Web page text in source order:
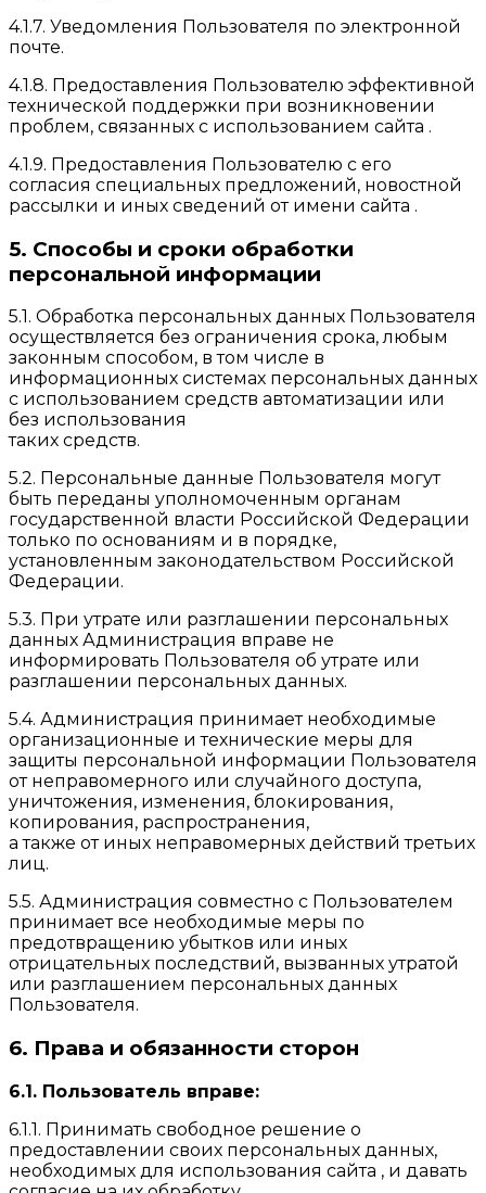
4.1.7. Уведомления Пользователя по электронной
почте.
4.1.8. Предоставления Пользователю эффективной
технической поддержки при возникновении
проблем, связанных с использованием сайта .
4.1.9. Предоставления Пользователю с его
согласия специальных предложений, новостной
рассылки и иных сведений от имени сайта .
5. Способы и сроки обработки
персональной информации
5.1. Обработка персональных данных Пользователя
осуществляется без ограничения срока, любым
законным способом, в том числе в
информационных системах персональных данных
с использованием средств автоматизации или
без использования
таких средств.
5.2. Персональные данные Пользователя могут
быть переданы уполномоченным органам
государственной власти Российской Федерации
только по основаниям и в порядке,
установленным законодательством Российской
Федерации.
5.3. При утрате или разглашении персональных
данных Администрация вправе не
информировать Пользователя об утрате или
разглашении персональных данных.
5.4. Администрация принимает необходимые
организационные и технические меры для
защиты персональной информации Пользователя
от неправомерного или случайного доступа,
уничтожения, изменения, блокирования,
копирования, распространения,
а также от иных неправомерных действий третьих
лиц.
5.5. Администрация совместно с Пользователем
принимает все необходимые меры по
предотвращению убытков или иных
отрицательных последствий, вызванных утратой
или разглашением персональных данных
Пользователя.
6. Права и обязанности сторон
6.1. Пользователь вправе:
6.1.1. Принимать свободное решение о
предоставлении своих персональных данных,
необходимых для использования сайта , и давать